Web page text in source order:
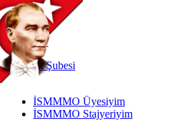
TR
|
EN
İnternetŞubesi
İSMMMO Üyesiyim
İSMMMO Stajyeriyim